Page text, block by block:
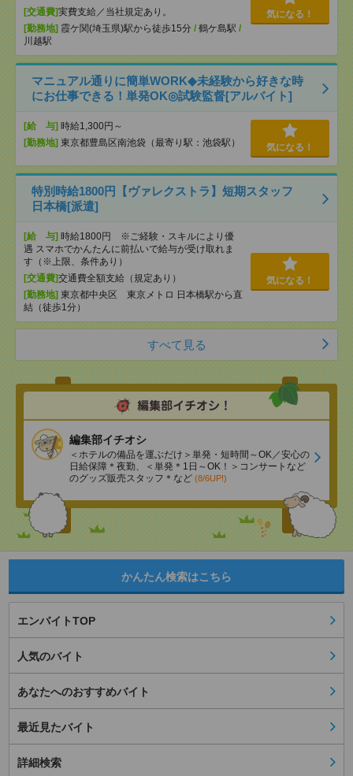
[交通費]実費支給／当社規定あり。
[勤務地] 霞ケ関(埼玉県)駅から徒歩15分 / 鶴ケ島駅 /
川越駅
気になる！
マニュアル通りに簡単WORK◆未経験から好きな時
にお仕事できる！単発OK◎試験監督[アルバイト]
[給 与] 時給1,300円～
[勤務地] 東京都豊島区南池袋（最寄り駅：池袋駅） 気になる！
特別時給1800円【ヴァレクストラ】短期スタッフ
日本橋[派遣]
[給 与] 時給1800円 ※ご経験・スキルにより優
遇 スマホでかんたんに前払いで給与が受け取れま
す（※上限、条件あり）
[交通費]交通費全額支給（規定あり）
[勤務地] 東京都中央区 東京メトロ 日本橋駅から直
結（徒歩1分）
気になる！
すべて見る
編集部イチオシ
＜ホテルの備品を運ぶだけ＞単発・短時間～OK／安心の
日給保障＊夜勤、＜単発＊1日～OK！＞コンサートなど
のグッズ販売スタッフ＊など (8/6UP!)
かんたん検索はこちら
エンバイトTOP
人気のバイト
あなたへのおすすめバイト
最近見たバイト
詳細検索